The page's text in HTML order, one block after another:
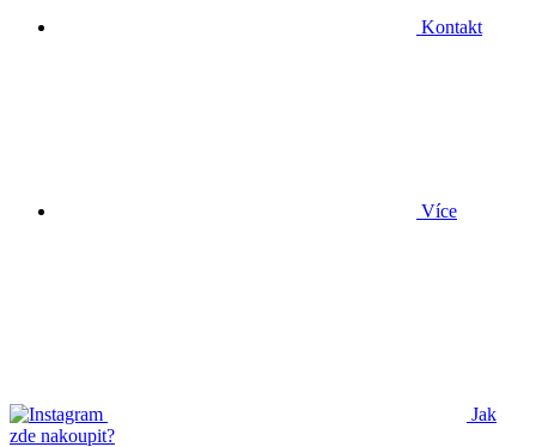
Kontakt
Více
Jak
zde nakoupit?